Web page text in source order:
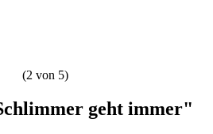
(2 von 5)
geht immer"